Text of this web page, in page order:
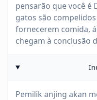
pensarão que você é
gatos são
fornecerem comida,
chegam à conclusão
Pemilik anjing akan